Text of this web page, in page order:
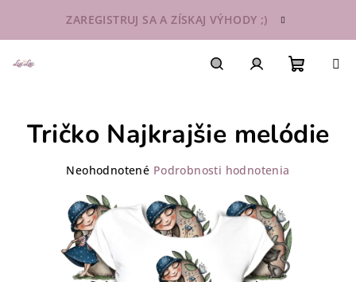
obsah
ZAREGISTRUJ SA A ZÍSKAJ VÝHODY ;)
košík
Tričko Najkrajšie melódie
Priemerné
produktu
je
0,0
z
5
Neohodnotené Podrobnosti hodnotenia